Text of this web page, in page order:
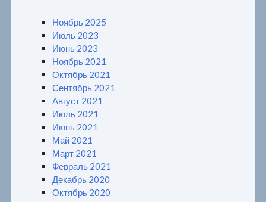
Ноябрь 2025
Июль 2023
Июнь 2023
Ноябрь 2021
Октябрь 2021
Сентябрь 2021
Август 2021
Июль 2021
Июнь 2021
Май 2021
Март 2021
Февраль 2021
Декабрь 2020
Октябрь 2020